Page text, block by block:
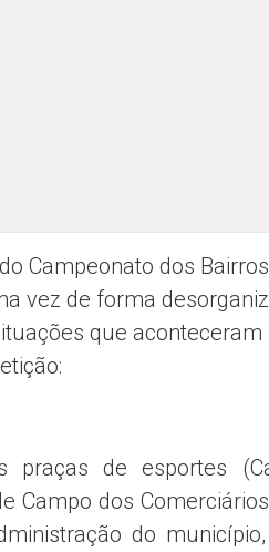
Campeonato dos
vez de forma
que aconteceram
praças de esportes
Campo dos
do